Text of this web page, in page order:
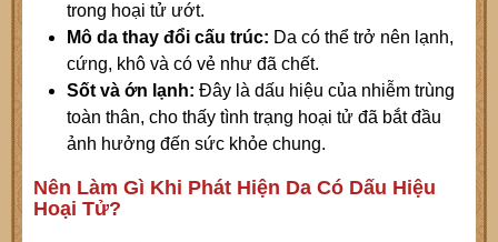
trong hoại tử ướt.
Mô da thay đổi cấu trúc: Da có thể trở nên lạnh,
cứng, khô và có vẻ như đã chết.
Sốt và ớn lạnh: Đây là dấu hiệu của nhiễm trùng
toàn thân, cho thấy tình trạng hoại tử đã bắt đầu
ảnh hưởng đến sức khỏe chung.
Nên Làm Gì Khi Phát Hiện Da Có Dấu Hiệu
Hoại Tử?